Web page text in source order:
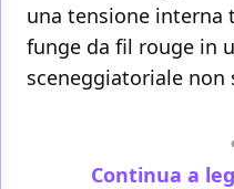
una tensione interna
funge da fil rouge in
sceneggiatoriale
Continua a